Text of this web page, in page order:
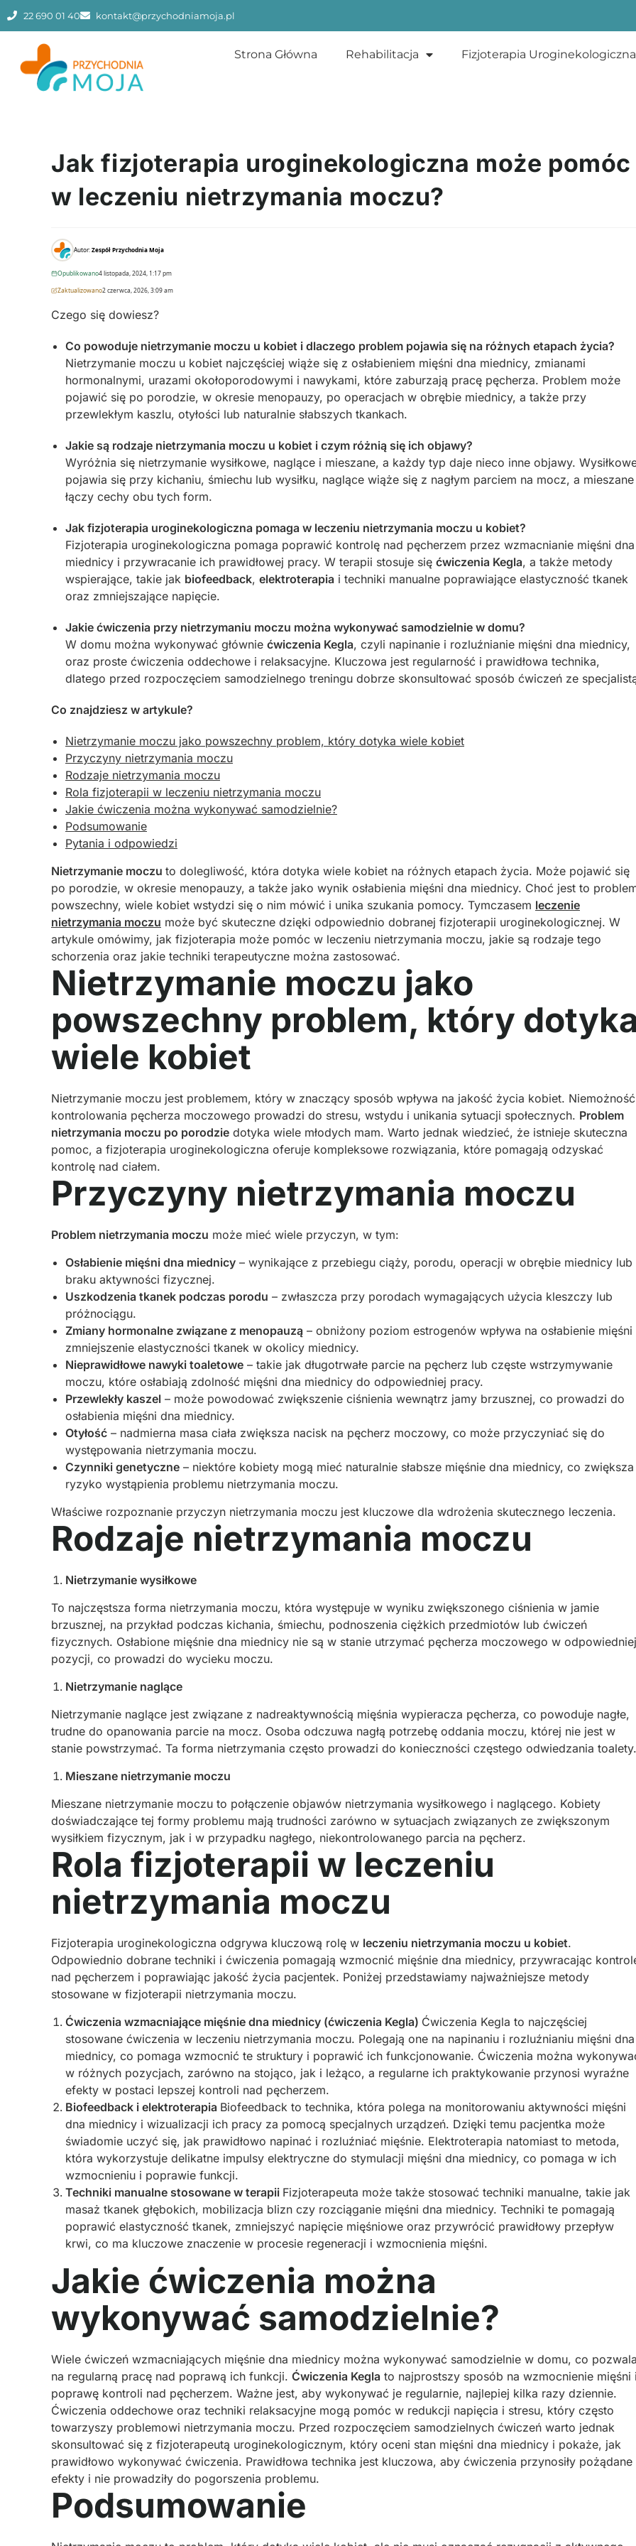
22 690 01 40 kontakt@przychodniamoja.pl
Strona Główna Rehabilitacja Fizjoterapia Uroginekologiczna
Jak fizjoterapia uroginekologiczna może pomóc
w leczeniu nietrzymania moczu?
Autor:Zespół Przychodnia Moja
Opublikowano4 listopada, 2024, 1:17 pm
Zaktualizowano2 czerwca, 2026, 3:09 am
Czego się dowiesz?
Co powoduje nietrzymanie moczu u kobiet i dlaczego problem pojawia się na różnych etapach życia?
Nietrzymanie moczu u kobiet najczęściej wiąże się z osłabieniem mięśni dna miednicy, zmianami
hormonalnymi, urazami okołoporodowymi i nawykami, które zaburzają pracę pęcherza. Problem może
pojawić się po porodzie, w okresie menopauzy, po operacjach w obrębie miednicy, a także przy
przewlekłym kaszlu, otyłości lub naturalnie słabszych tkankach.
Jakie są rodzaje nietrzymania moczu u kobiet i czym różnią się ich objawy?
Wyróżnia się nietrzymanie wysiłkowe, naglące i mieszane, a każdy typ daje nieco inne objawy.
pojawia się przy kichaniu, śmiechu lub wysiłku, naglące wiąże się z nagłym parciem na mocz, a mieszane
łączy cechy obu tych form.
Jak fizjoterapia uroginekologiczna pomaga w leczeniu nietrzymania moczu u kobiet?
Fizjoterapia uroginekologiczna pomaga poprawić kontrolę nad pęcherzem przez wzmacnianie mięśni dna
miednicy i przywracanie ich prawidłowej pracy. W terapii stosuje się ćwiczenia Kegla, a także metody
wspierające, takie jak biofeedback, elektroterapia i techniki manualne poprawiające elastyczność tkanek
oraz zmniejszające napięcie.
Jakie ćwiczenia przy nietrzymaniu moczu można wykonywać samodzielnie w domu?
W domu można wykonywać głównie ćwiczenia Kegla, czyli napinanie i rozluźnianie mięśni dna miednicy,
oraz proste ćwiczenia oddechowe i relaksacyjne. Kluczowa jest regularność i prawidłowa technika,
dlatego przed rozpoczęciem samodzielnego treningu dobrze skonsultować sposób ćwiczeń ze
Co znajdziesz w artykule?
Nietrzymanie moczu jako powszechny problem, który dotyka wiele kobiet
Przyczyny nietrzymania moczu
Rodzaje nietrzymania moczu
Rola fizjoterapii w leczeniu nietrzymania moczu
Jakie ćwiczenia można wykonywać samodzielnie?
Podsumowanie
Pytania i odpowiedzi
Nietrzymanie moczu to dolegliwość, która dotyka wiele kobiet na różnych etapach życia. Może pojawić się
po porodzie, w okresie menopauzy, a także jako wynik osłabienia mięśni dna miednicy. Choć jest to
powszechny, wiele kobiet wstydzi się o nim mówić i unika szukania pomocy. Tymczasem leczenie
nietrzymania moczu może być skuteczne dzięki odpowiednio dobranej fizjoterapii uroginekologicznej. W
artykule omówimy, jak fizjoterapia może pomóc w leczeniu nietrzymania moczu, jakie są rodzaje tego
schorzenia oraz jakie techniki terapeutyczne można zastosować.
Nietrzymanie moczu jako
powszechny problem, który
wiele kobiet
Nietrzymanie moczu jest problemem, który w znaczący sposób wpływa na jakość życia kobiet. Niemożność
kontrolowania pęcherza moczowego prowadzi do stresu, wstydu i unikania sytuacji społecznych. Problem
nietrzymania moczu po porodzie dotyka wiele młodych mam. Warto jednak wiedzieć, że istnieje skuteczna
pomoc, a fizjoterapia uroginekologiczna oferuje kompleksowe rozwiązania, które pomagają odzyskać
kontrolę nad ciałem.
Przyczyny nietrzymania moczu
Problem nietrzymania moczu może mieć wiele przyczyn, w tym:
Osłabienie mięśni dna miednicy – wynikające z przebiegu ciąży, porodu, operacji w obrębie miednicy lub
braku aktywności fizycznej.
Uszkodzenia tkanek podczas porodu – zwłaszcza przy porodach wymagających użycia kleszczy lub
próżnociągu.
Zmiany hormonalne związane z menopauzą – obniżony poziom estrogenów wpływa na osłabienie mięśni
zmniejszenie elastyczności tkanek w okolicy miednicy.
Nieprawidłowe nawyki toaletowe – takie jak długotrwałe parcie na pęcherz lub częste wstrzymywanie
moczu, które osłabiają zdolność mięśni dna miednicy do odpowiedniej pracy.
Przewlekły kaszel – może powodować zwiększenie ciśnienia wewnątrz jamy brzusznej, co prowadzi do
osłabienia mięśni dna miednicy.
Otyłość – nadmierna masa ciała zwiększa nacisk na pęcherz moczowy, co może przyczyniać się do
występowania nietrzymania moczu.
Czynniki genetyczne – niektóre kobiety mogą mieć naturalnie słabsze mięśnie dna miednicy, co zwiększa
ryzyko wystąpienia problemu nietrzymania moczu.
Właściwe rozpoznanie przyczyn nietrzymania moczu jest kluczowe dla wdrożenia skutecznego leczenia.
Rodzaje nietrzymania moczu
Nietrzymanie wysiłkowe
To najczęstsza forma nietrzymania moczu, która występuje w wyniku zwiększonego ciśnienia w jamie
brzusznej, na przykład podczas kichania, śmiechu, podnoszenia ciężkich przedmiotów lub ćwiczeń
fizycznych. Osłabione mięśnie dna miednicy nie są w stanie utrzymać pęcherza moczowego w odpowiedniej
pozycji, co prowadzi do wycieku moczu.
Nietrzymanie naglące
Nietrzymanie naglące jest związane z nadreaktywnością mięśnia wypieracza pęcherza, co powoduje nagłe,
trudne do opanowania parcie na mocz. Osoba odczuwa nagłą potrzebę oddania moczu, której nie jest w
stanie powstrzymać. Ta forma nietrzymania często prowadzi do konieczności częstego odwiedzania toalety.
Mieszane nietrzymanie moczu
Mieszane nietrzymanie moczu to połączenie objawów nietrzymania wysiłkowego i naglącego. Kobiety
doświadczające tej formy problemu mają trudności zarówno w sytuacjach związanych ze zwiększonym
wysiłkiem fizycznym, jak i w przypadku nagłego, niekontrolowanego parcia na pęcherz.
Rola fizjoterapii w leczeniu
nietrzymania moczu
Fizjoterapia uroginekologiczna odgrywa kluczową rolę w leczeniu nietrzymania moczu u kobiet.
Odpowiednio dobrane techniki i ćwiczenia pomagają wzmocnić mięśnie dna miednicy, przywracając
nad pęcherzem i poprawiając jakość życia pacjentek. Poniżej przedstawiamy najważniejsze metody
stosowane w fizjoterapii nietrzymania moczu.
Ćwiczenia wzmacniające mięśnie dna miednicy (ćwiczenia Kegla) Ćwiczenia Kegla to najczęściej
stosowane ćwiczenia w leczeniu nietrzymania moczu. Polegają one na napinaniu i rozluźnianiu mięśni dna
miednicy, co pomaga wzmocnić te struktury i poprawić ich funkcjonowanie. Ćwiczenia można
w różnych pozycjach, zarówno na stojąco, jak i leżąco, a regularne ich praktykowanie przynosi wyraźne
efekty w postaci lepszej kontroli nad pęcherzem.
Biofeedback i elektroterapia Biofeedback to technika, która polega na monitorowaniu aktywności mięśni
dna miednicy i wizualizacji ich pracy za pomocą specjalnych urządzeń. Dzięki temu pacjentka może
świadomie uczyć się, jak prawidłowo napinać i rozluźniać mięśnie. Elektroterapia natomiast to metoda,
która wykorzystuje delikatne impulsy elektryczne do stymulacji mięśni dna miednicy, co pomaga w ich
wzmocnieniu i poprawie funkcji.
Techniki manualne stosowane w terapii Fizjoterapeuta może także stosować techniki manualne, takie jak
masaż tkanek głębokich, mobilizacja blizn czy rozciąganie mięśni dna miednicy. Techniki te pomagają
poprawić elastyczność tkanek, zmniejszyć napięcie mięśniowe oraz przywrócić prawidłowy przepływ
krwi, co ma kluczowe znaczenie w procesie regeneracji i wzmocnienia mięśni.
Jakie ćwiczenia można
wykonywać samodzielnie?
Wiele ćwiczeń wzmacniających mięśnie dna miednicy można wykonywać samodzielnie w domu, co
na regularną pracę nad poprawą ich funkcji. Ćwiczenia Kegla to najprostszy sposób na wzmocnienie mięśni
poprawę kontroli nad pęcherzem. Ważne jest, aby wykonywać je regularnie, najlepiej kilka razy dziennie.
Ćwiczenia oddechowe oraz techniki relaksacyjne mogą pomóc w redukcji napięcia i stresu, który często
towarzyszy problemowi nietrzymania moczu. Przed rozpoczęciem samodzielnych ćwiczeń warto jednak
skonsultować się z fizjoterapeutą uroginekologicznym, który oceni stan mięśni dna miednicy i pokaże, jak
prawidłowo wykonywać ćwiczenia. Prawidłowa technika jest kluczowa, aby ćwiczenia przynosiły pożądane
efekty i nie prowadziły do pogorszenia problemu.
Podsumowanie